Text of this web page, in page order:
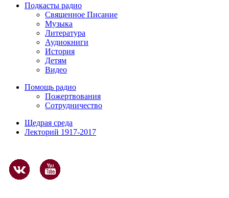
Подкасты радио
Священное Писание
Музыка
Литература
Аудиокниги
История
Детям
Видео
Помощь радио
Пожертвования
Сотрудничество
Щедрая среда
Лекторий 1917-2017